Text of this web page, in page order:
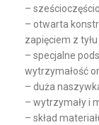
–
– otwarta
zapięciem z tyłu
– specjalne
wytrzymałość
– duża
– wytrzymały i
– skład